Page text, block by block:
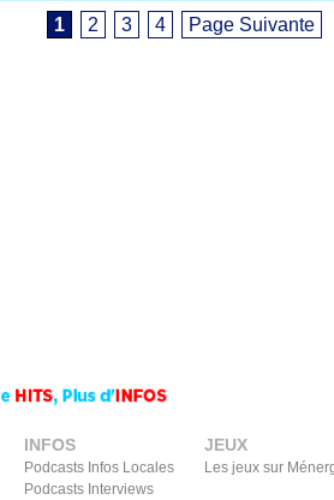
1 2 3 4 Page Suivante
INFOS
Podcasts Infos Locales
Podcasts Interviews
JEUX
Les jeux sur